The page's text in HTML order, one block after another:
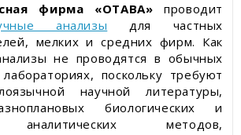
фирма «ОТАВА» проводит
анализы для частных
мелких и средних фирм. Как
не проводятся в обычных
лабораториях, поскольку требуют
научной литературы,
биологических и
аналитических методов,